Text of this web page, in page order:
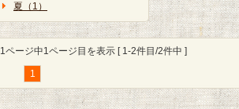
夏（1）
1ページ中1ページ目を表示 [ 1-2件目/2件中 ]
1